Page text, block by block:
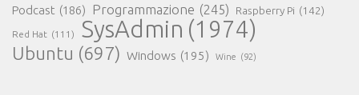
Podcast (186) Programmazione (245) Raspberry Pi (142)
Red Hat (111) SysAdmin (1974)
Ubuntu (697) Windows (195) Wine (92)